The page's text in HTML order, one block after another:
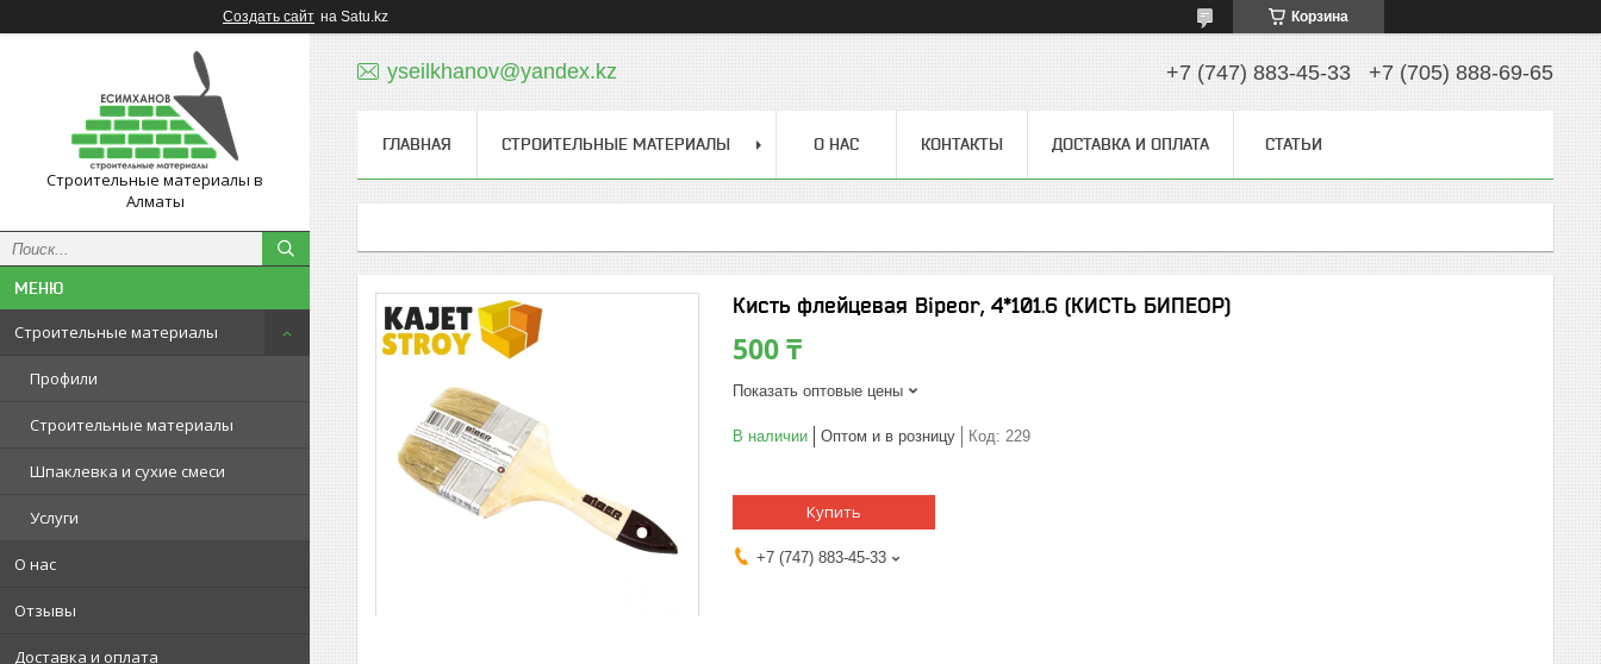
Создать сайт на Satu.kz Корзина
Строительные материалы в
Алматы
Строительные материалы
Профили
Строительные материалы
Шпаклевка и сухие смеси
Услуги
О нас
Отзывы
Доставка и оплата
yseilkhanov@yandex.kz +7 (747) 883-45-33 +7 (705) 888-69-65
ГЛАВНАЯ СТРОИТЕЛЬНЫЕ МАТЕРИАЛЫ О НАС КОНТАКТЫ ДОСТАВКА И ОПЛАТА СТАТЬИ
Кисть флейцевая Bipeor, 4*101.6 (КИСТЬ БИПЕОР)
500 ₸
Показать оптовые цены
В наличии Оптом и в розницу Код: 229
Купить
+7 (747) 883-45-33